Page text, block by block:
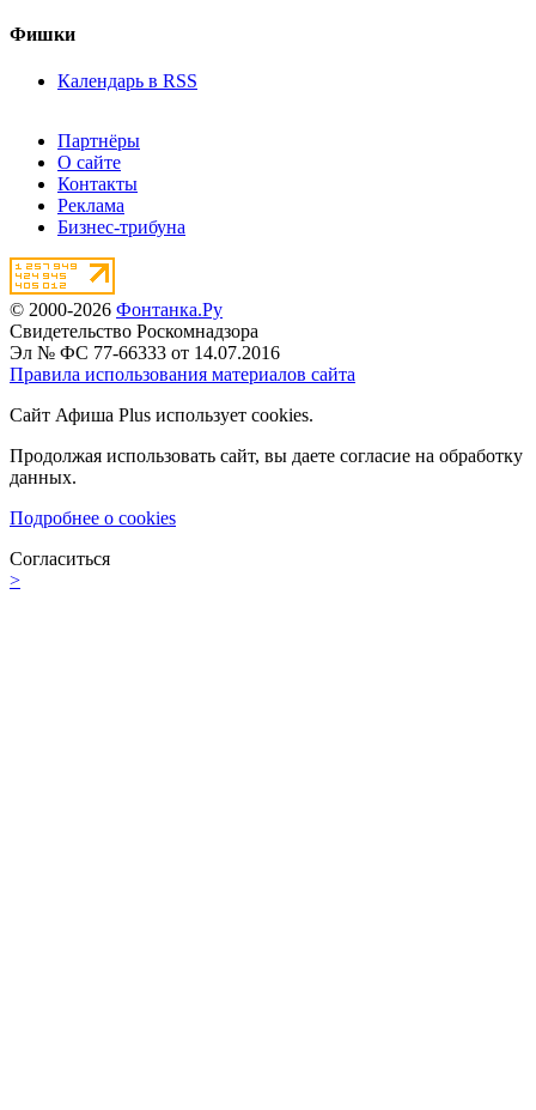
Фишки
Календарь в RSS
Партнёры
О сайте
Контакты
Реклама
Бизнес-трибуна
© 2000-2026 Фонтанка.Ру
Свидетельство Роскомнадзора
Эл № ФС 77-66333 от 14.07.2016
Правила использования материалов сайта
Сайт Афиша Plus использует cookies.
Продолжая использовать сайт, вы даете согласие на обработку
данных.
Подробнее о cookies
Согласиться
>